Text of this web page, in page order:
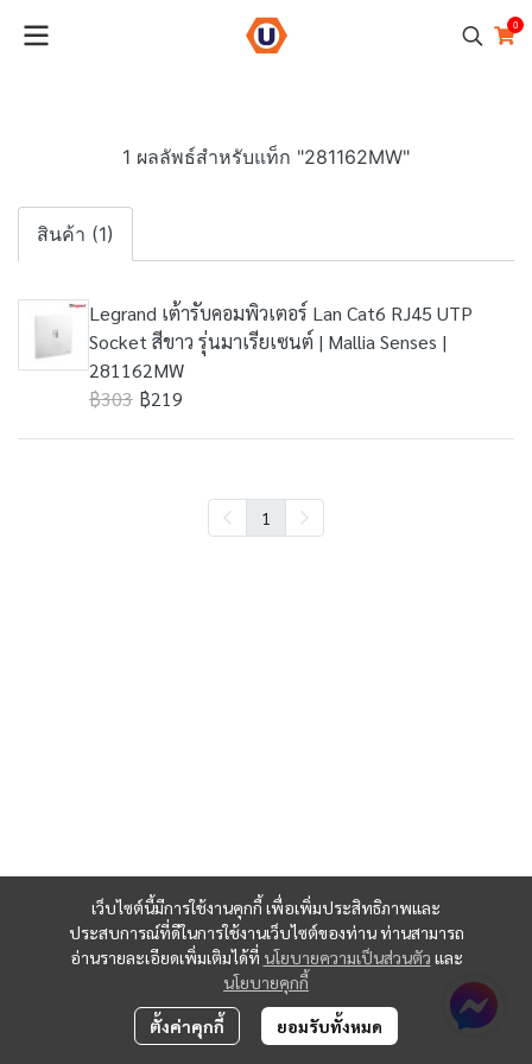
0
1 ผลลัพธ์สำหรับแท็ก "281162MW"
สินค้า (1)
Legrand เต้ารับคอมพิวเตอร์ Lan Cat6 RJ45 UTP
Socket สีขาว รุ่นมาเรียเซนต์ | Mallia Senses |
281162MW
฿303 ฿219
1
เว็บไซต์นี้มีการใช้งานคุกกี้ เพื่อเพิ่มประสิทธิภาพและ
ประสบการณ์ที่ดีในการใช้งานเว็บไซต์ของท่าน ท่านสามารถ
อ่านรายละเอียดเพิ่มเติมได้ที่ นโยบายความเป็นส่วนตัว และ
นโยบายคุกกี้
ตั้งค่าคุกกี้ ยอมรับทั้งหมด